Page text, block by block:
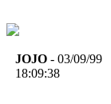
JOJO - 03/09/99
18:09:38